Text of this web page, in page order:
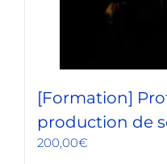
[Formation]
production de
200,00€